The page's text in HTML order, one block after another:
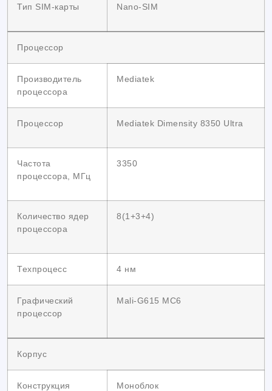
Тип SIM-карты Nano-SIM
Процессор
Производитель
процессора
Mediatek
Процессор Mediatek Dimensity 8350 Ultra
Частота
процессора, МГц
3350
Количество ядер
процессора
8(1+3+4)
Техпроцесс 4 нм
Графический
процессор
Mali-G615 MC6
Корпус
Конструкция
Моноблок